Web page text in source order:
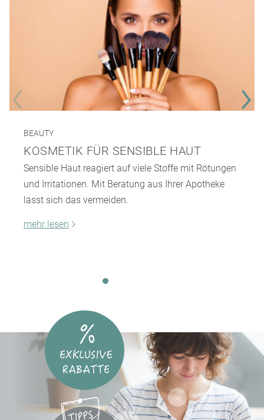
BEAUTY
KOSMETIK FÜR SENSIBLE HAUT
Sensible Haut reagiert auf viele Stoffe mit Rötungen
und Irritationen. Mit Beratung aus Ihrer Apotheke
lässt sich das vermeiden.
mehr lesen